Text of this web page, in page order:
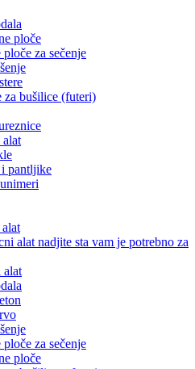
ploče
za sečenje
za bušilice (futeri)
pantljike
alat
za sečenje
ploče